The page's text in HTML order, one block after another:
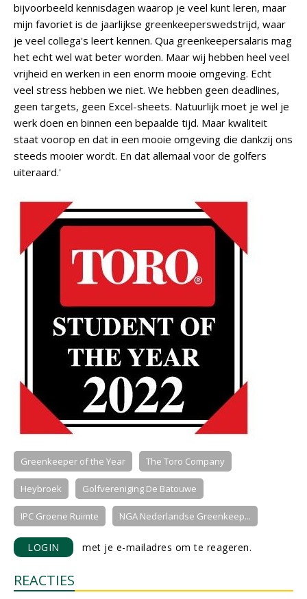
bijvoorbeeld kennisdagen waarop je veel kunt leren, maar
mijn favoriet is de jaarlijkse greenkeeperswedstrijd, waar
je veel collega's leert kennen. Qua greenkeepersalaris mag
het echt wel wat beter worden. Maar wij hebben heel veel
vrijheid en werken in een enorm mooie omgeving. Echt
veel stress hebben we niet. We hebben geen deadlines,
geen targets, geen Excel-sheets. Natuurlijk moet je wel je
werk doen en binnen een bepaalde tijd. Maar kwaliteit
staat voorop en dat in een mooie omgeving die dankzij ons
steeds mooier wordt. En dat allemaal voor de golfers
uiteraard.'
Greenkeeper of the Year The Toro Company
Heybroek Golfvereniging De Batouwe
IPC Groene Ruimte NGA Nederlandse Greenkeep...
LOGIN met je e-mailadres om te reageren.
REACTIES